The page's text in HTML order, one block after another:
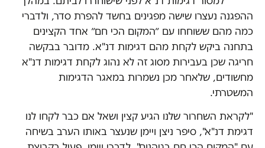
ההפגנה נעצרו שישה מפגינים בחשד להפרת סדר, ולדברי
כמה מהם ששוחחו עם ״המקום הכי חם״ אחד הקצינים
בתחנה ביקש לקחת מהם דגימות דנ"א. מדובר בבקשה
חריגה שכן בעבירות מסוג זה לא נהוג לקחת דגימות דנ"א
מחשודים, שלאחר מכן נשמרות במאגר הדגימות
המשטרתי.
"לקראת השחרור שלנו הגיע קצין ושאל אם כבר לקחו לנו
דגימת דנ"א", סיפר ניצן ויימן שנעצר באותו הערב בשיחה